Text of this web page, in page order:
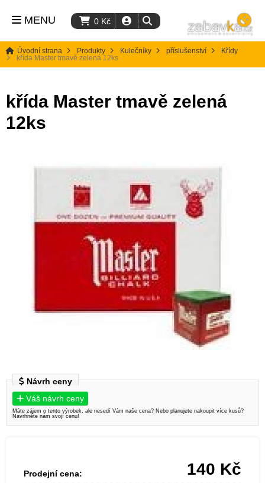
0 Kč
MENU
Úvodní strana Produkty Kulečníky příslušenství
Křídy
křída Master tmavě zelená 12ks
křída Master tmavě zelená
12ks
Návrh ceny
Váš návrh ceny
Máte zájem o tento výrobek, ale nesedí Vám naše cena? Nebo planujete nakoupit více kusů?
Navrhněte nám svojí cenu!
Prodejní cena: 140 Kč